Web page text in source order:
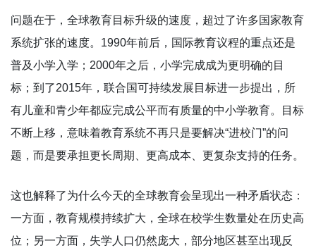
问题在于，全球教育目标升级的速度，超过了许多国家教育
系统扩张的速度。1990年前后，国际教育议程的重点还是
普及小学入学；2000年之后，小学完成成为更明确的目
标；到了2015年，联合国可持续发展目标进一步提出，所
有儿童和青少年都应完成公平而有质量的中小学教育。目标
不断上移，意味着教育系统不再只是要解决“进校门”的问
题，而是要承担更长周期、更高成本、更复杂支持的任务。
这也解释了为什么今天的全球教育会呈现出一种矛盾状态：
一方面，教育规模持续扩大，全球在校学生数量处在历史高
位；另一方面，失学人口仍然庞大，部分地区甚至出现反